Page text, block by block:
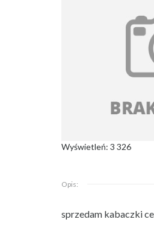
Wyświetleń: 3 326
Opis:
sprzedam kabaczki